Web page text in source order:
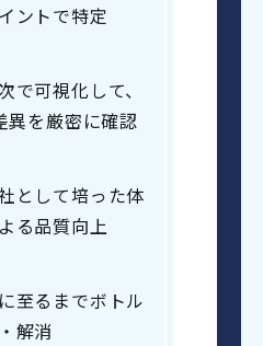
ントで特定
で可視化して、
異を厳密に確認
として培った体
る品質向上
至るまでボトル
解消